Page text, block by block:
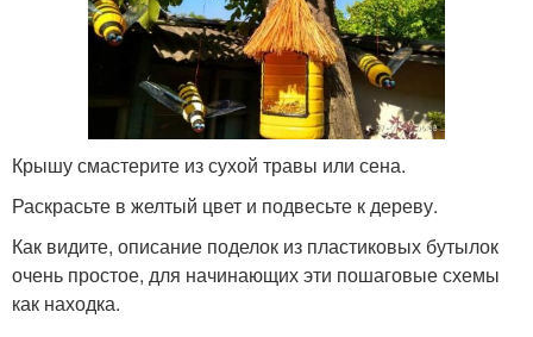
Крышу смастерите из сухой травы или сена.
Раскрасьте в желтый цвет и подвесьте к дереву.
Как видите, описание поделок из пластиковых бутылок
очень простое, для начинающих эти пошаговые схемы
как находка.